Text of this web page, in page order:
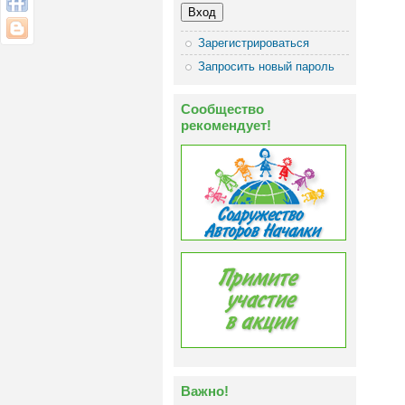
Зарегистрироваться
Запросить новый пароль
Сообщество
рекомендует!
Важно!